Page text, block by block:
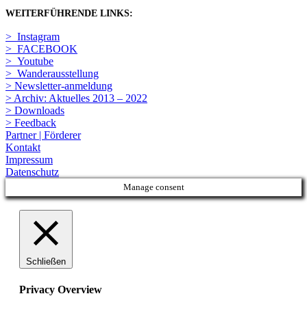
WEITERFÜHRENDE LINKS:
> Instagram
> FACEBOOK
> Youtube
> Wanderausstellung
> Newsletter-anmeldung
> Archiv: Aktuelles 2013 – 2022
> Downloads
> Feedback
Partner | Förderer
Kontakt
Impressum
Datenschutz
Manage consent
Schließen
Privacy Overview